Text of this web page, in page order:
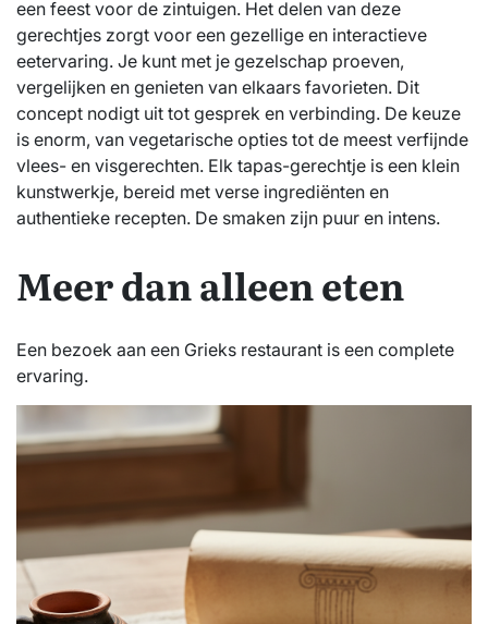
een feest voor de zintuigen. Het delen van deze
gerechtjes zorgt voor een gezellige en interactieve
eetervaring. Je kunt met je gezelschap proeven,
vergelijken en genieten van elkaars favorieten. Dit
concept nodigt uit tot gesprek en verbinding. De keuze
is enorm, van vegetarische opties tot de meest verfijnde
vlees- en visgerechten. Elk tapas-gerechtje is een klein
kunstwerkje, bereid met verse ingrediënten en
authentieke recepten. De smaken zijn puur en intens.
Meer dan alleen eten
Een bezoek aan een Grieks restaurant is een complete
ervaring.